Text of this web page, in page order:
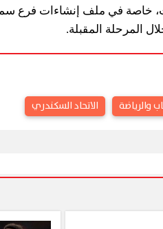
خاصة في ملف إنشاءات فرع
المرحلة المقبلة.
والرياضة الاتحاد السكندري
لكورال التعليم في فعاليات شارع
(صور)